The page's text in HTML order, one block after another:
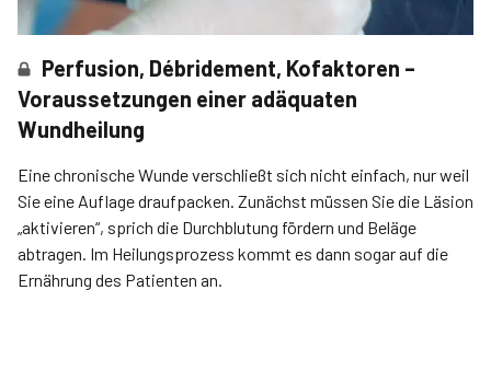
Perfusion, Débridement, Kofaktoren –
Voraussetzungen einer adäquaten
Wundheilung
Eine chronische Wunde verschließt sich nicht einfach, nur weil
Sie eine Auflage draufpacken. Zunächst müssen Sie die Läsion
„aktivieren“, sprich die Durchblutung fördern und Beläge
abtragen. Im Heilungsprozess kommt es dann sogar auf die
Ernährung des Patienten an.